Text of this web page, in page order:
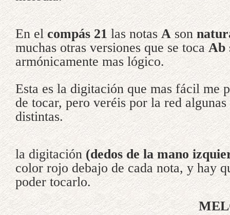
En elcompás 21las notas Ason
muchas otras versiones que se tocaAb
armónicamente mas lógico.
Esta es la digitación que mas fácil me
de tocar, pero veréis por la red
distintas.
la digitación(dedos de la mano
color rojo debajo de cada nota, y hay
poder tocarlo.